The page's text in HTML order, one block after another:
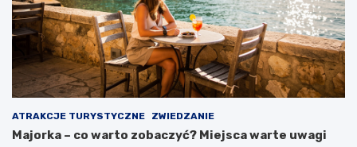
ATRAKCJE TURYSTYCZNE ZWIEDZANIE
Majorka – co warto zobaczyć? Miejsca warte uwagi